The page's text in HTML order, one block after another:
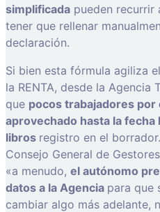
simplificada pueden recurrir
tener que rellenar
declaración.
Si bien esta fórmula agiliza
la RENTA, desde la Agencia
que pocos trabajadores por
aprovechado hasta la
libros registro en el
Consejo General de
«a menudo, el autónomo
datos a la Agencia para que
cambiar algo más adelante,